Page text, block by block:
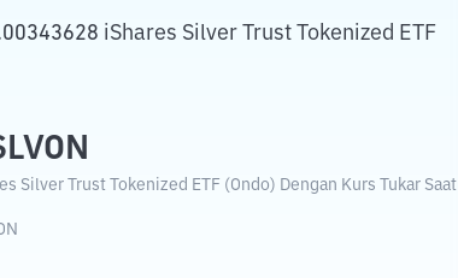
iShares Silver Trust Tokenized ETF
Silver Trust Tokenized ETF (Ondo) Dengan Kurs Tukar Saat